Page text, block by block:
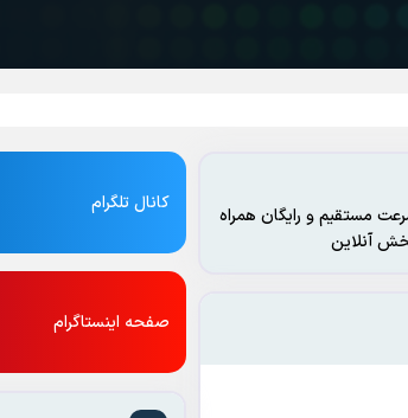
مستقیم و رایگان همراه
کانال تلگرام
صفحه اینستاگرام